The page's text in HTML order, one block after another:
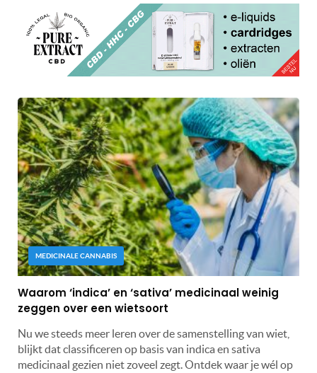
MEDICINALE CANNABIS
Waarom ‘indica’ en ‘sativa’ medicinaal weinig
zeggen over een wietsoort
Nu we steeds meer leren over de samenstelling van wiet,
blijkt dat classificeren op basis van indica en sativa
medicinaal gezien niet zoveel zegt. Ontdek waar je wél op